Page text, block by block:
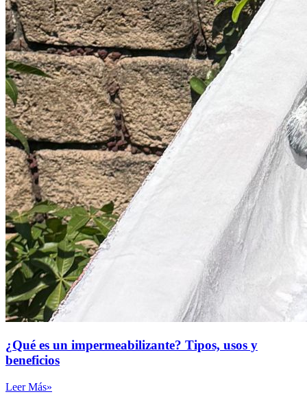
¿Qué es un impermeabilizante? Tipos, usos y
beneficios
Leer Más»